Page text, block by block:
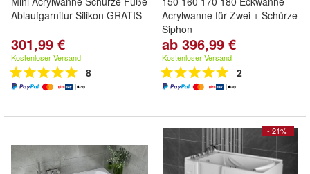
Ablaufgarnitur Silikon GRATIS
301,99 €
Kostenloser Versand
8
Acrylwanne für Zwei + Schürze
Siphon
ab 396,99 €
Kostenloser Versand
2
- 21%